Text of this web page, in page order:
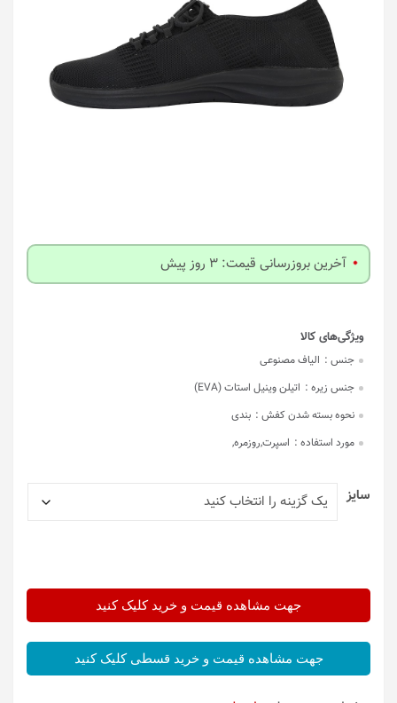
آخرین بروزرسانی قیمت: 3 روز پیش
جنس : الیاف مصنوعی
جنس زیره : اتیلن وینیل استات (EVA)
نحوه بسته شدن کفش : بندی
مورد استفاده : اسپرت,روزمره,
سایز
جهت مشاهده قیمت و خرید کلیک کنید
جهت مشاهده قیمت و خرید قسطی کلیک کنید